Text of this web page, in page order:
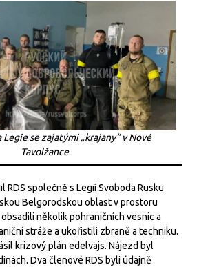
Legie se zajatými „krajany“ v Nové
Tavolžance
RDS společně s Legií Svoboda Rusku
Belgorodskou oblast v prostoru
několik pohraničních vesnic a
stráže a ukořistili zbraně a techniku.
krizový plán edelvajs. Nájezd byl
Dva členové RDS byli údajně